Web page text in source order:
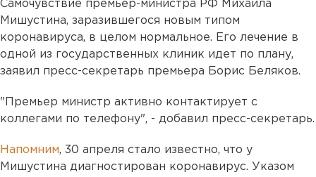
Самочувствие премьер-министра РФ Михаила
Мишустина, заразившегося новым типом
коронавируса, в целом нормальное. Его лечение в
одной из государственных клиник идет по плану,
заявил пресс-секретарь премьера Борис Беляков.
"Премьер министр активно контактирует с
коллегами по телефону", - добавил пресс-секретарь.
Напомним, 30 апреля стало известно, что у
Мишустина диагностирован коронавирус. Указом